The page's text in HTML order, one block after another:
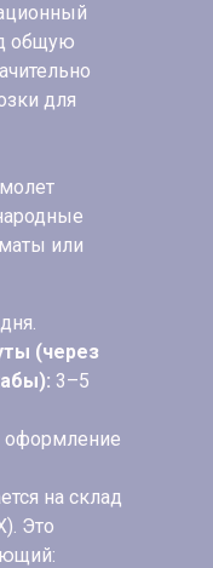
общую
для
или
(через
3–5
оформление
на склад
Это